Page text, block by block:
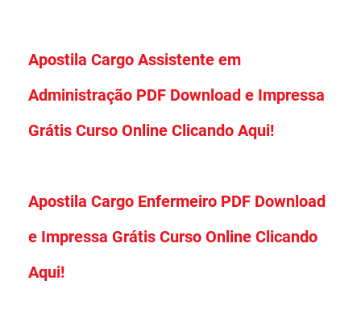
Apostila Cargo Assistente em
Administração PDF Download e Impressa
Grátis Curso Online Clicando Aqui!
Apostila Cargo Enfermeiro PDF Download
e Impressa Grátis Curso Online Clicando
Aqui!